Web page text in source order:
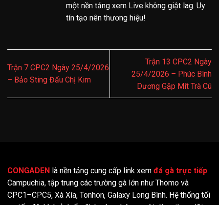
một nền tảng xem Live không giật lag. Uy
tín tạo nên thương hiệu!
Trận 7 CPC2 Ngày 25/4/2026
– Bảo Sting Đấu Chị Kim
Trận 13 CPC2 Ngày
25/4/2026 – Phúc Bình
Dương Gặp Mít Trà Cú
CONGADEN là nền tảng cung cấp link xem đá gà trực tiếp
Campuchia, tập trung các trường gà lớn như Thomo và
CPC1–CPC5, Xà Xía, Tonhon, Galaxy Long Bình. Hệ thống tối